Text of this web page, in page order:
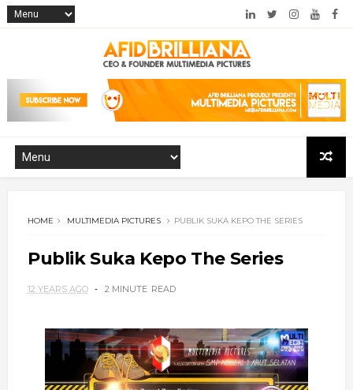
HOME MULTIMEDIA PICTURES PUBLIK SUKA KEPO THE SERIES
Publik Suka Kepo The Series
12 YEARS AGO 2 MINUTE READ